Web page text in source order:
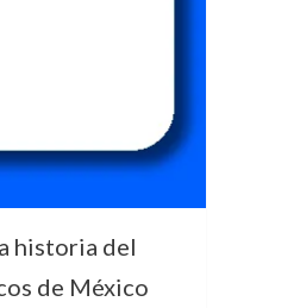
historia del
de México